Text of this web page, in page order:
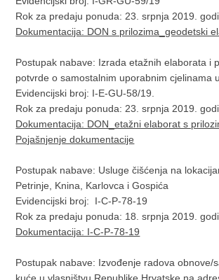
Rok za predaju ponuda: 23. srpnja 2019.
Dokumentacija: DON s prilozima_geodetski
Postupak nabave: Izrada etažnih elaborata i
potvrde o samostalnim uporabnim cjelinama
Evidencijski broj: I-E-GU-58/19.
Rok za predaju ponuda: 23. srpnja 2019.
Dokumentacija: DON_etažni elaborat s
Pojašnjenje dokumentacije
Postupak nabave: Usluge čišćenja na
Petrinje, Knina, Karlovca i Gospića
Evidencijski broj: I-C-P-78-19
Rok za predaju ponuda: 18. srpnja 2019.
Dokumentacija: I-C-P-78-19
Postupak nabave: Izvođenje radova obnove/